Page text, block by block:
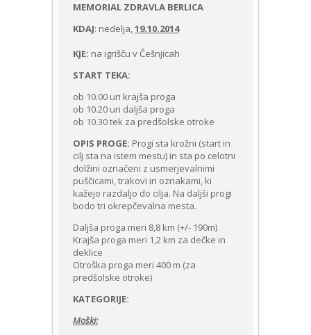
MEMORIAL ZDRAVLA BERLICA
KDAJ: nedelja,19.10.2014
KJE: na igrišču v Češnjicah
START TEKA:
ob 10.00 uri krajša proga
ob 10.20 uri daljša proga
ob 10.30 tek za predšolske otroke
OPIS PROGE: Progi sta krožni (start in
cilj sta na istem mestu) in sta po celotni
dolžini označeni z usmerjevalnimi
puščicami, trakovi in oznakami, ki
kažejo razdaljo do cilja. Na daljši progi
bodo tri okrepčevalna mesta.
Daljša proga meri 8,8 km (+/- 190m)
Krajša proga meri 1,2 km za dečke in
deklice
Otroška proga meri 400 m (za
predšolske otroke)
KATEGORIJE:
Moški: